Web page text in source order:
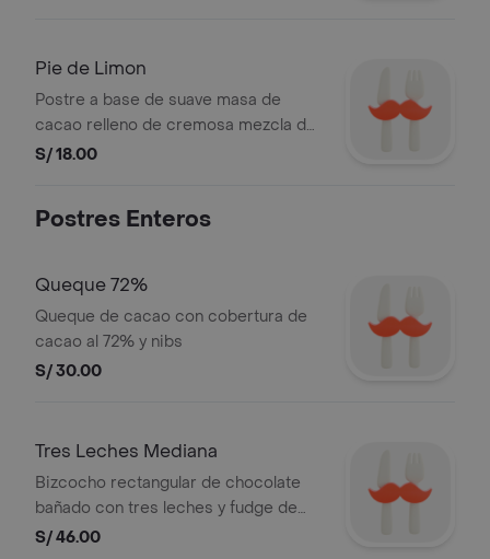
Pie de Limon
Postre a base de suave masa de
cacao relleno de cremosa mezcla de
limón, cubierta con una fina capa de
S/ 18.00
Postres Enteros
Queque 72%
Queque de cacao con cobertura de
cacao al 72% y nibs
S/ 30.00
Tres Leches Mediana
Bizcocho rectangular de chocolate
bañado con tres leches y fudge de
chocolate. Para 4 porciones.
S/ 46.00